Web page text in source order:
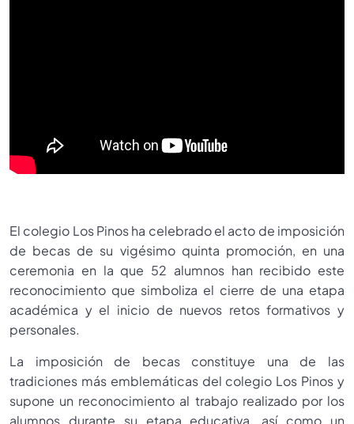
El colegio Los Pinos ha celebrado el acto de imposición
de becas de su vigésimo quinta promoción, en una
ceremonia en la que 52 alumnos han recibido este
reconocimiento que simboliza el cierre de una etapa
académica y el inicio de nuevos retos formativos y
personales.
La imposición de becas constituye una de las
tradiciones más emblemáticas del colegio Los Pinos y
supone un reconocimiento al trabajo realizado por los
alumnos durante su etapa educativa, así como un